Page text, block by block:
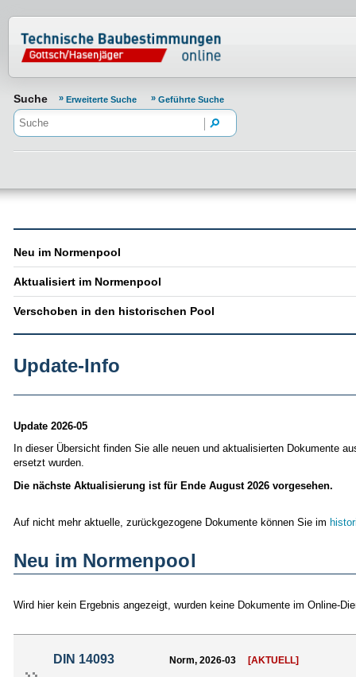
Normenportal Barrierefreiheit
Suche Erweiterte Suche Geführte Suche
Neu im Normenpool
Aktualisiert im Normenpool
Verschoben in den historischen Pool
Update-Info
Update 2026-05
In dieser Übersicht finden Sie alle neuen und aktualisierten Dokumente
ersetzt wurden.
Die nächste Aktualisierung ist für Ende August 2026 vorgesehen.
Auf nicht mehr aktuelle, zurückgezogene Dokumente können Sie im
Neu im Normenpool
Wird hier kein Ergebnis angezeigt, wurden keine Dokumente im Online-
DIN 14093 Norm, 2026-03 [AKTUELL]